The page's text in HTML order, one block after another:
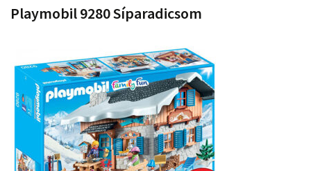
Playmobil 9280 Síparadicsom